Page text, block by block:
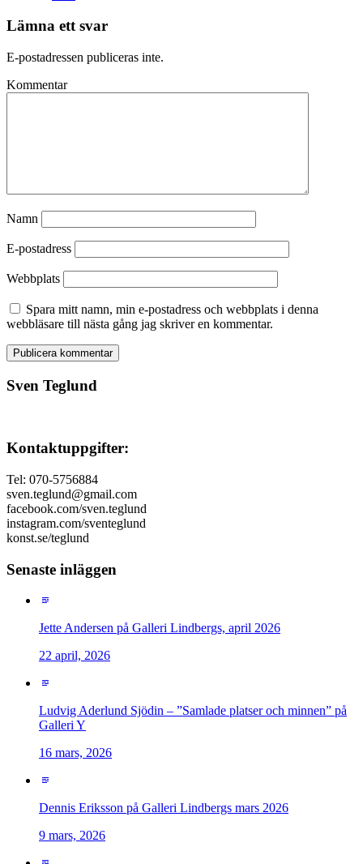
Lämna ett svar
E-postadressen publiceras inte.
Kommentar
Namn
E-postadress
Webbplats
Spara mitt namn, min e-postadress och webbplats i denna
webbläsare till nästa gång jag skriver en kommentar.
Sven Teglund
Kontaktuppgifter:
Tel: 070-5756884
sven.teglund@gmail.com
facebook.com/sven.teglund
instagram.com/sventeglund
konst.se/teglund
Senaste inläggen
Jette Andersen på Galleri Lindbergs, april 2026
22 april, 2026
Ludvig Aderlund Sjödin – ”Samlade platser och minnen” på
Galleri Y
16 mars, 2026
Dennis Eriksson på Galleri Lindbergs mars 2026
9 mars, 2026